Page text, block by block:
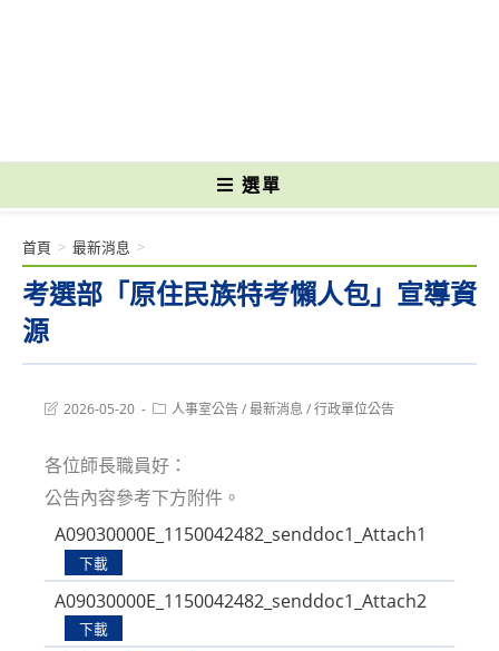
選單
考選部「原住民族特考懶人包」宣導資
源
首頁 > 最新消息 >
Post2026-05-20
Post人事室公告/最新消息 /行政單位公告
各位師長職員好：
公告內容參考下方附件。
A09030000E_1150042482_senddoc1_Attach1
下載
A09030000E_1150042482_senddoc1_Attach2
下載